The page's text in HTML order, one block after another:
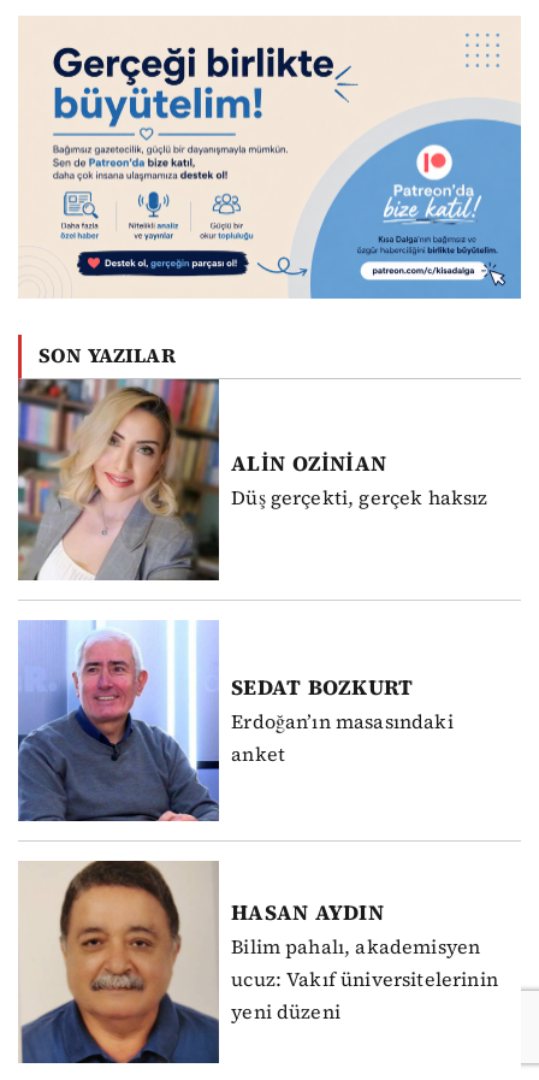
SON YAZILAR
ALİN OZİNİAN
Düş gerçekti, gerçek haksız
SEDAT BOZKURT
Erdoğan’ın masasındaki
anket
HASAN AYDIN
Bilim pahalı, akademisyen
ucuz: Vakıf üniversitelerinin
yeni düzeni